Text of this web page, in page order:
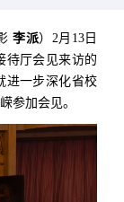
李派）2月13日
待厅会见来访的
进一步深化省校
参加会见。